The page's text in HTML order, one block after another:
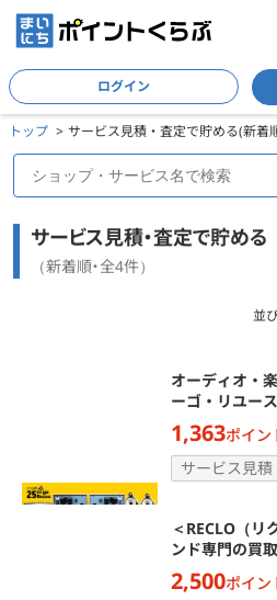
ログイン
トップ サービス見積・査定で貯める(新着
サービス見積・査定で貯める
（新着順・全4件）
並
オーディオ・
ーゴ・リユース
1,363ポイン
サービス見積
＜RECLO（リ
ンド専門の買
2,500ポイン